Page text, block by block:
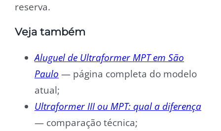
reserva.
Veja também
Aluguel de Ultraformer MPT em São
Paulo — página completa do modelo
atual;
Ultraformer III ou MPT: qual a diferença
— comparação técnica;